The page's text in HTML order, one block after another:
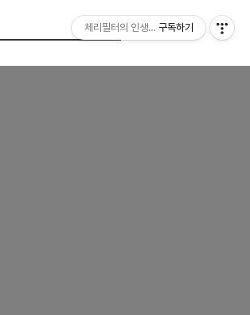
체리필터의 인생이야기구독하기